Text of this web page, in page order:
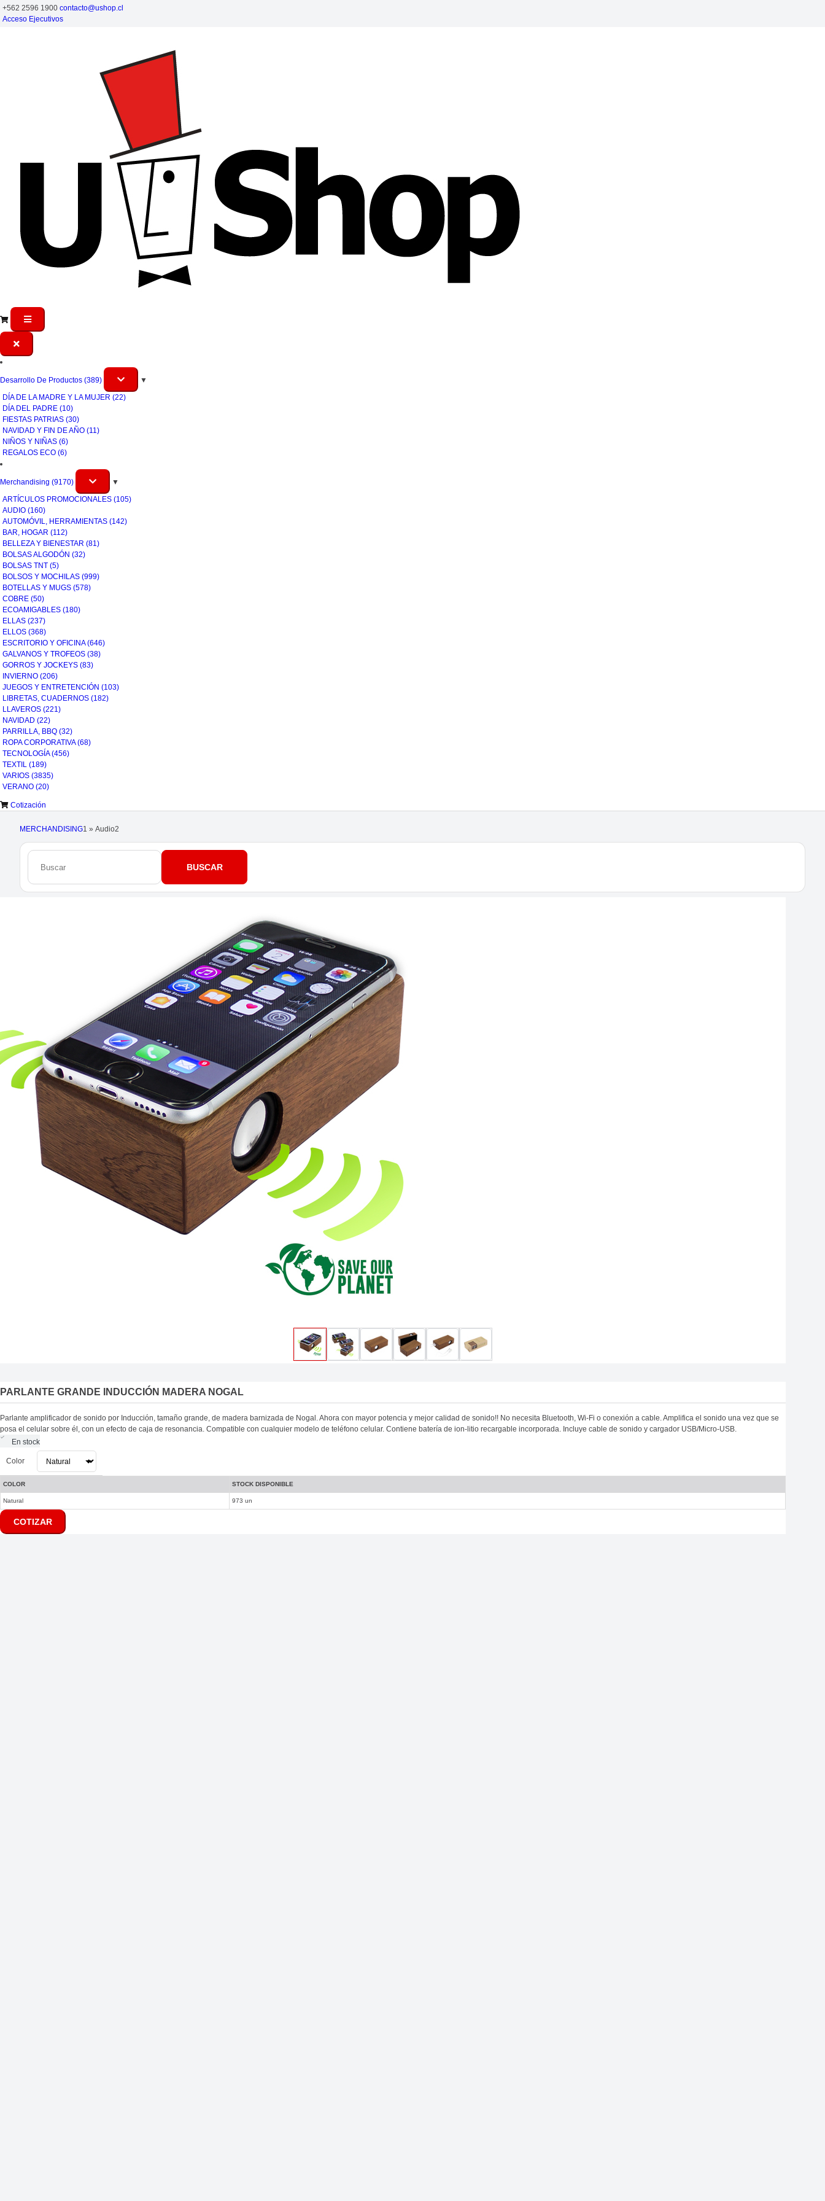
+562 2596 1900 contacto@ushop.cl
Acceso Ejecutivos
Desarrollo De Productos (389)
▼
DÍA DE LA MADRE Y LA MUJER (22)
DÍA DEL PADRE (10)
FIESTAS PATRIAS (30)
NAVIDAD Y FIN DE AÑO (11)
NIÑOS Y NIÑAS (6)
REGALOS ECO (6)
Merchandising (9170)
▼
ARTÍCULOS PROMOCIONALES (105)
AUDIO (160)
AUTOMÓVIL, HERRAMIENTAS (142)
BAR, HOGAR (112)
BELLEZA Y BIENESTAR (81)
BOLSAS ALGODÓN (32)
BOLSAS TNT (5)
BOLSOS Y MOCHILAS (999)
BOTELLAS Y MUGS (578)
COBRE (50)
ECOAMIGABLES (180)
ELLAS (237)
ELLOS (368)
ESCRITORIO Y OFICINA(646)
GALVANOS Y TROFEOS (38)
GORROS Y JOCKEYS (83)
INVIERNO (206)
JUEGOS Y ENTRETENCIÓN (103)
LIBRETAS, CUADERNOS (182)
LLAVEROS (221)
NAVIDAD (22)
PARRILLA, BBQ (32)
ROPA CORPORATIVA(68)
TECNOLOGÍA(456)
TEXTIL (189)
VARIOS (3835)
VERANO (20)
Cotización
MERCHANDISING1 » Audio2
PARLANTE GRANDE INDUCCIÓN MADERA NOGAL
Parlante amplificador de sonido por Inducción, tamaño grande, de madera barnizada de Nogal. Ahora con mayor potencia y mejor calidad de sonido!! No necesita Bluetooth, Wi-Fi o conexión a cable. Amplifica el sonido una vez que se
posa el celular sobre él, con un efecto de caja de resonancia. Compatible con cualquier modelo de teléfono celular. Contiene batería de ion-litio recargable incorporada. Incluye cable de sonido y cargador USB/Micro-USB.
En stock
Color
COLOR STOCK DISPONIBLE
Natural 973 un
COTIZAR